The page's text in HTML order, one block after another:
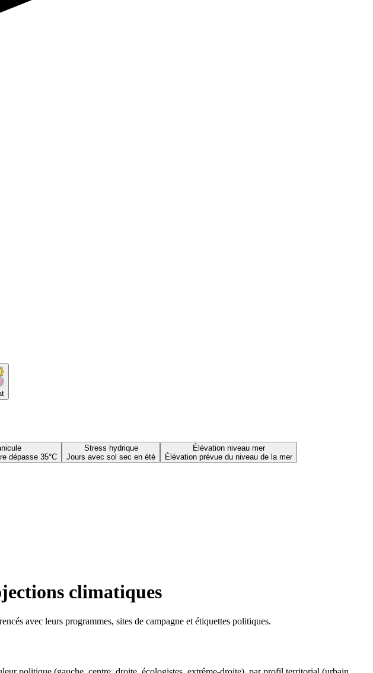
dépasse 35°C
Stress hydrique
Jours avec sol sec en été
Élévation niveau mer
Élévation prévue du niveau de la mer
climatiques
avec leurs programmes, sites de campagne et étiquettes politiques.